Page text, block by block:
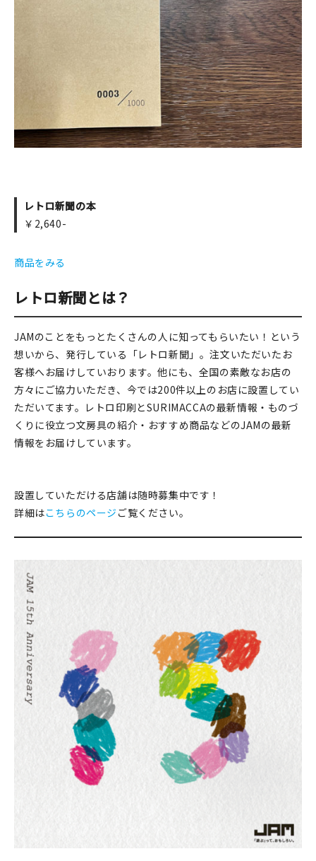
レトロ新聞の本
￥2,640-
商品をみる
レトロ新聞とは？
JAMのことをもっとたくさんの人に知ってもらいたい！という
想いから、発行している「レトロ新聞」。注文いただいたお
客様へお届けしていおります。他にも、全国の素敵なお店の
方々にご協力いただき、今では200件以上のお店に設置してい
ただいてます。レトロ印刷とSURIMACCAの最新情報・ものづ
くりに役立つ文房具の紹介・おすすめ商品などのJAMの最新
情報をお届けしています。
設置していただける店舗は随時募集中です！
詳細はこちらのページ ご覧ください。